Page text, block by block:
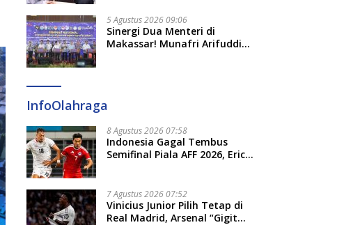
5 Agustus 2026 09:06
Sinergi Dua Menteri di
Makassar! Munafri Arifuddin
InfoOlahraga
8 Agustus 2026 07:58
Indonesia Gagal Tembus
Semifinal Piala AFF 2026, Erick
7 Agustus 2026 07:52
Vinicius Junior Pilih Tetap di
Real Madrid, Arsenal “Gigit